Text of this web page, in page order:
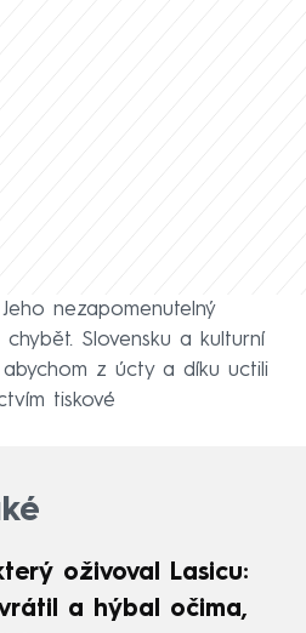
nezapomenutelný
Slovensku a kulturní
z úcty a díku uctili
tiskové
oživoval Lasicu:
a hýbal očima,